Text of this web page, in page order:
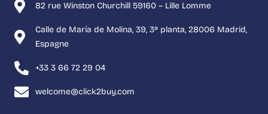
82 rue Winston Churchill 59160 – Lille Lomme
Calle de María de Molina, 39, 3ª planta, 28006 Madrid,
Espagne
+33 3 66 72 29 04
welcome@click2buy.com